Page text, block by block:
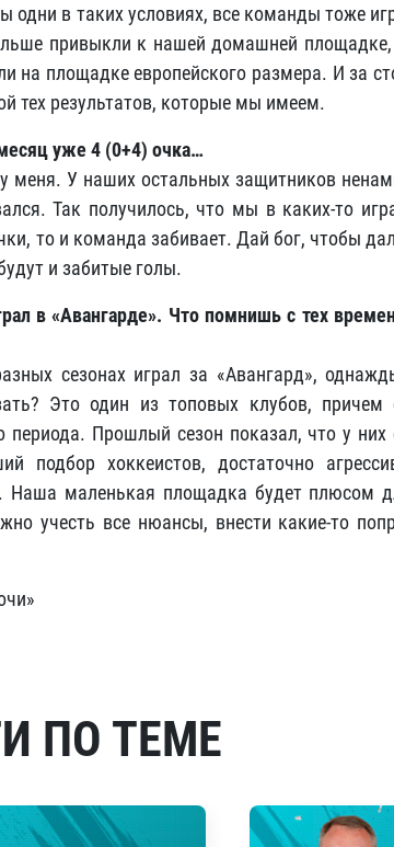
одни в таких условиях, все команды тоже
привыкли к нашей домашней
на площадке европейского размера. И за
тех результатов, которые мы имеем.
уже 4 (0+4) очка…
меня. У наших остальных защитников
Так получилось, что мы в каких-то
то и команда забивает. Дай бог, чтобы
и забитые голы.
в «Авангарде». Что помнишь с тех
сезонах играл за «Авангард»,
Это один из топовых клубов,
периода. Прошлый сезон показал, что у
подбор хоккеистов, достаточно
Наша маленькая площадка будет плюсом
учесть все нюансы, внести какие-то
ПО ТЕМЕ